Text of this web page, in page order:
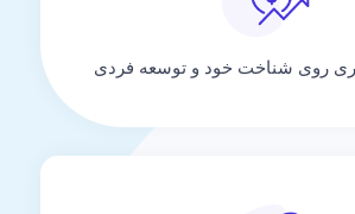
روی شناخت خود و توسعه فردی